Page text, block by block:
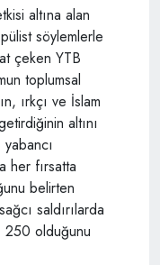
altına alan
söylemlerle
çeken YTB
toplumsal
ırkçı ve İslam
altını
her fırsatta
belirten
saldırılarda
250 olduğunu